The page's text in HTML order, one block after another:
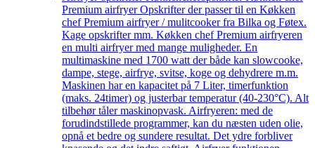
Premium airfryer Opskrifter der passer til en Køkken
chef Premium airfryer / mulitcooker fra Bilka og Føtex.
Kage opskrifter mm. Køkken chef Premium airfryeren
en multi airfryer med mange muligheder. En
multimaskine med 1700 watt der både kan slowcooke,
dampe, stege, airfrye, svitse, koge og dehydrere m.m.
Maskinen har en kapacitet på 7 Liter, timerfunktion
(maks. 24timer) og justerbar temperatur (40-230°C). Alt
tilbehør tåler maskinopvask. Airfryeren: med de
forudindstillede programmer, kan du næsten uden olie,
opnå et bedre og sundere resultat. Det ydre forbliver